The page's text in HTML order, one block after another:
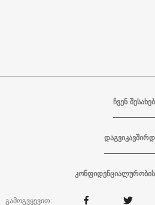
ჩვენ შესახებ
გამოგვყევით: